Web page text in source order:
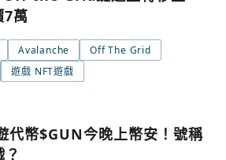
7萬
Avalanche
Off The Grid
遊戲 NFT遊戲
幣$GUN今晚上幣安！號稱